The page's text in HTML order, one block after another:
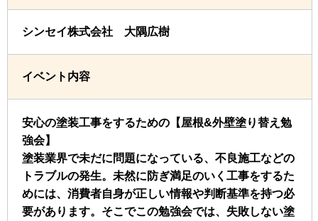
シンセイ株式会社 大隅広樹
イベント内容
安心の塗装工事をするための【屋根&外壁塗り替え勉
強会】
塗装業界で未だに問題になっている、不良施工などの
トラブルの発生。未然に防ぎ満足のいく工事をするた
めには、消費者自身が正しい情報や判断基準を持つ必
要があります。そこでこの勉強会では、失敗しない塗